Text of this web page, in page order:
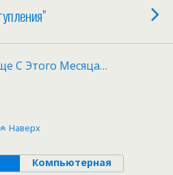
С Этого Месяца…
Наверх
Компьютерная